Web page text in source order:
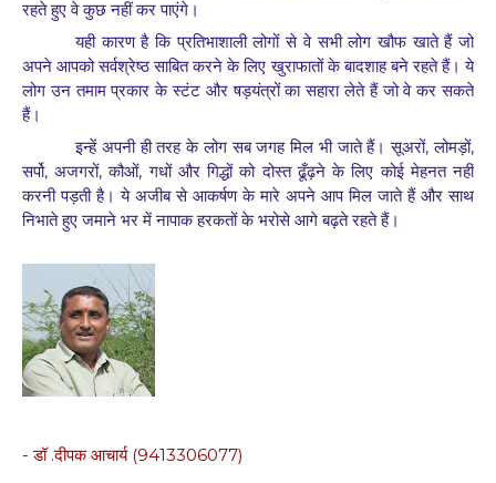
रहते हुए वे कुछ नहीं कर पाएंगे।
यही कारण है कि प्रतिभाशाली लोगों से वे सभी लोग खौफ खाते हैं जो
अपने आपको सर्वश्रेष्ठ साबित करने के लिए खुराफातों के बादशाह बने रहते हैं। ये
लोग उन तमाम प्रकार के स्टंट और षड़यंत्रों का सहारा लेते हैं जो वे कर सकते
हैं।
इन्हें अपनी ही तरह के लोग सब जगह मिल भी जाते हैं। सूअरों,लोमड़ों,
सर्पो,अजगरों,कौओं,गधों और गिद्धों को दोस्त ढूँढ़ने के लिए कोई मेहनत नहीं
करनी पड़ती है। ये अजीब से आकर्षण के मारे अपने आप मिल जाते हैं और साथ
निभाते हुए जमाने भर में नापाक हरकतों के भरोसे आगे बढ़ते रहते हैं।
-डॉ.दीपक आचार्य(9413306077)